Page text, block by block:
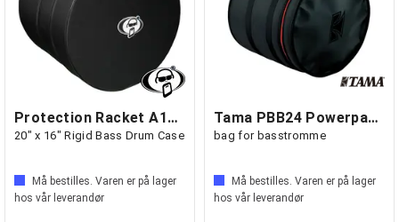
Protection Racket A1620-00
20" x 16" Rigid Bass Drum Case
Må bestilles. Varen er på lager
hos vår leverandør
Tama PBB24 Powerpad 24"x 18"
bag for basstromme
Må bestilles. Varen er på lager
hos vår leverandør